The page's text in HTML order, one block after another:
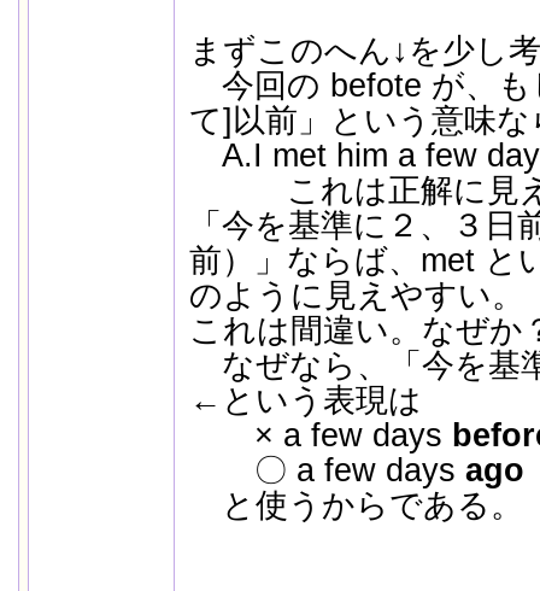
まずこのへん↓を少し
今回の befote が、も
て]以前」という意味な
A.I met him a few
これは正解に見え
「今を基準に２、３日
前）」ならば、met と
のように見えやすい。
これは間違い。なぜか
なぜなら、「今を基
←という表現は
× a few days
〇 a few days ago
と使うからである。